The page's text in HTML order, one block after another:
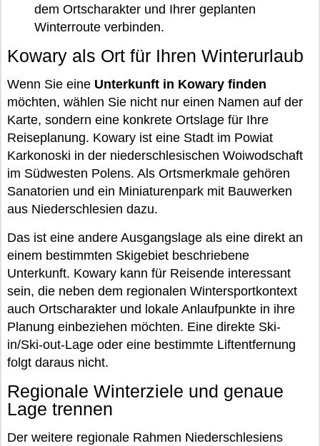
dem Ortscharakter und Ihrer geplanten
Winterroute verbinden.
Kowary als Ort für Ihren Winterurlaub
Wenn Sie eine Unterkunft in Kowary finden
möchten, wählen Sie nicht nur einen Namen auf der
Karte, sondern eine konkrete Ortslage für Ihre
Reiseplanung. Kowary ist eine Stadt im Powiat
Karkonoski in der niederschlesischen Woiwodschaft
im Südwesten Polens. Als Ortsmerkmale gehören
Sanatorien und ein Miniaturenpark mit Bauwerken
aus Niederschlesien dazu.
Das ist eine andere Ausgangslage als eine direkt an
einem bestimmten Skigebiet beschriebene
Unterkunft. Kowary kann für Reisende interessant
sein, die neben dem regionalen Wintersportkontext
auch Ortscharakter und lokale Anlaufpunkte in ihre
Planung einbeziehen möchten. Eine direkte Ski-
in/Ski-out-Lage oder eine bestimmte Liftentfernung
folgt daraus nicht.
Regionale Winterziele und genaue
Lage trennen
Der weitere regionale Rahmen Niederschlesiens